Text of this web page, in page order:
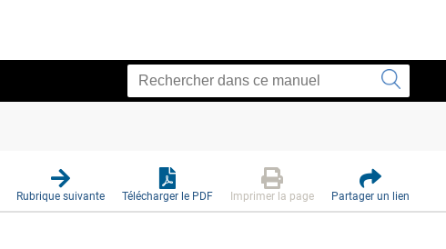
Rubrique suivante Télécharger le PDF Imprimer la page Partager un lien